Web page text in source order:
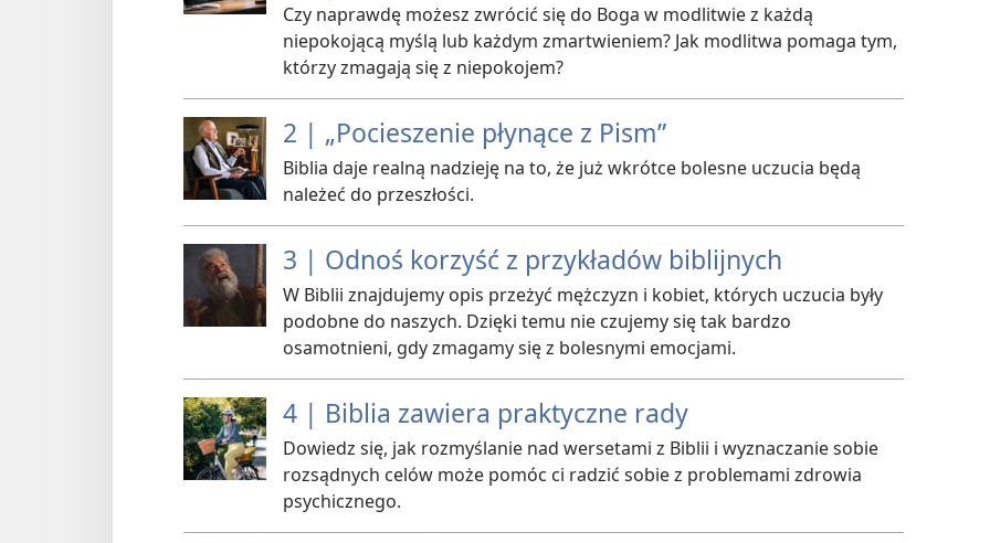
Czy naprawdę możesz zwrócić się do Boga w modlitwie z każdą
niepokojącą myślą lub każdym zmartwieniem? Jak modlitwa pomaga tym,
którzy zmagają się z niepokojem?
2 | „Pocieszenie płynące z Pism”
Biblia daje realną nadzieję na to, że już wkrótce bolesne uczucia będą
należeć do przeszłości.
3 | Odnoś korzyść z przykładów biblijnych
W Biblii znajdujemy opis przeżyć mężczyzn i kobiet, których uczucia były
podobne do naszych. Dzięki temu nie czujemy się tak bardzo
osamotnieni, gdy zmagamy się z bolesnymi emocjami.
4 | Biblia zawiera praktyczne rady
Dowiedz się, jak rozmyślanie nad wersetami z Biblii i wyznaczanie sobie
rozsądnych celów może pomóc ci radzić sobie z problemami zdrowia
psychicznego.